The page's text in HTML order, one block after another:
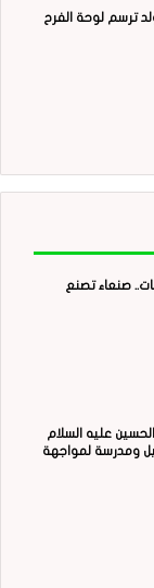
ترسم لوحة الفرح
صنعاء تصنع
عليه السلام
ومدرسة لمواجهة